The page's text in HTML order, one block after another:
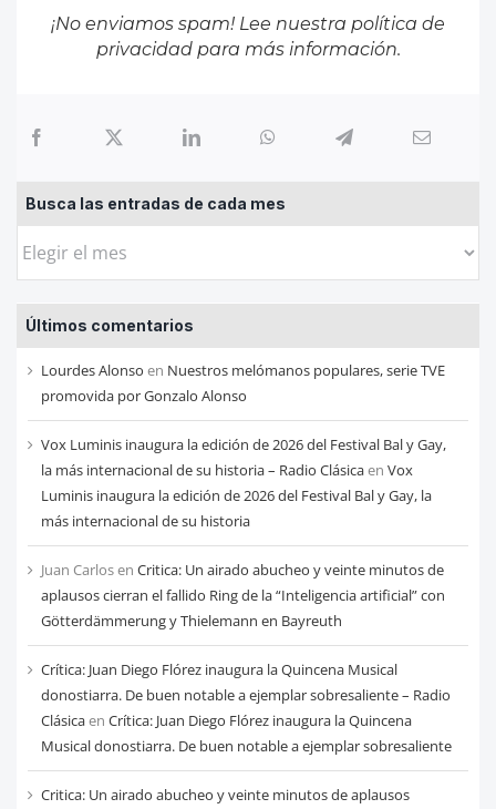
¡No enviamos spam! Lee nuestra política de
privacidadpara más información.
Busca las entradas de cada mes
Busca
entradas
de
cada
mes
Últimos comentarios
Lourdes Alonso en Nuestros melómanos populares, serie TVE
promovida por Gonzalo Alonso
Vox Luminis inaugura la edición de 2026 del Festival Bal y Gay,
la más internacional de su historia – Radio Clásicaen Vox
Luminis inaugura la edición de 2026 del Festival Bal y Gay, la
más internacional de su historia
Juan Carlosen Critica: Un airado abucheo y veinte minutos de
aplausos cierran el fallido Ring de la “Inteligencia artificial” con
Götterdämmerung y Thielemann en Bayreuth
Crítica: Juan Diego Flórez inaugura la Quincena Musical
donostiarra. De buen notable a ejemplar sobresaliente – Radio
Clásicaen Crítica: Juan Diego Flórez inaugura la Quincena
Musical donostiarra. De buen notable a ejemplar sobresaliente
Critica: Un airado abucheo y veinte minutos de aplausos